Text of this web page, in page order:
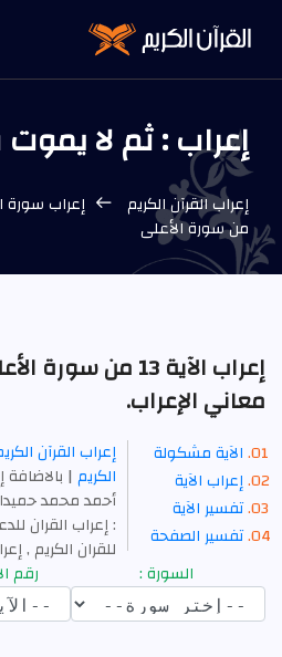
إعراب : ثم لا يموت
إعراب القرآن الكريم إعراب سورة
من سورة الأعلى
إعراب الآية 13 من
معاني الإعراب.
الآية مشكولة
إعراب الآية
تفسير الآية
تفسير الصفحة
إعراب القرآن
الكريم |
أحمد محمد
: إعراب القران
للقران الكريم , إعراب الآية 13
السورة :
رقم